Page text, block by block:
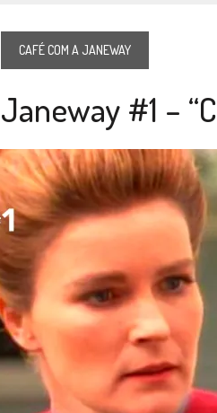
“HIDE AND Q” (TNG 1×09)
DO TERCEIRO EPISÓDIO DA 4ª TEMPORADA
E CBS DERRUBAM NOVO VÍDEO DO FILME
VIVO | STAR TREK: STRANGE NEW WORLDS –
DE STRANGE NEW WORLDS ENCARA O FIM DE
JORNADAS | QUATRO EPISÓDIOS DE STAR
DO ANO 5 DACOLEÇÃO TREK BRASILIS
DE , SÉRIE
CAFÉ COM A JANEWAY
#1 –